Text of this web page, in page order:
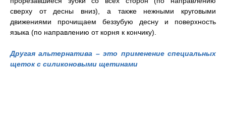
сверху от десны вниз), а также нежными круговыми
движениями прочищаем беззубую десну и поверхность
языка (по направлению от корня к кончику).
Другая альтернатива – это применение специальных
щеток с силиконовыми щетинами